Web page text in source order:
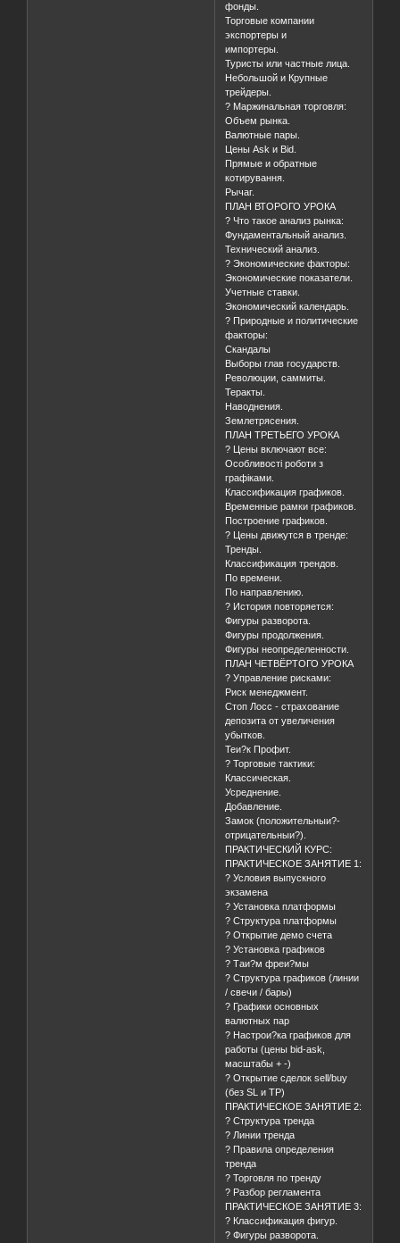
фонды.
Торговые компании
экспортеры и
импортеры.
Туристы или частные лица.
Небольшой и Крупные
трейдеры.
? Маржинальная торговля:
Объем рынка.
Валютные пары.
Цены Ask и Bid.
Прямые и обратные
котирування.
Рычаг.
ПЛАН ВТОРОГО УРОКА
? Что такое анализ рынка:
Фундаментальный анализ.
Технический анализ.
? Экономические факторы:
Экономические показатели.
Учетные ставки.
Экономический календарь.
? Природные и политические
факторы:
Скандалы
Выборы глав государств.
Революции, саммиты.
Теракты.
Наводнения.
Землетрясения.
ПЛАН ТРЕТЬЕГО УРОКА
? Цены включают все:
Особливості роботи з
графіками.
Классификация графиков.
Временные рамки графиков.
Построение графиков.
? Цены движутся в тренде:
Тренды.
Классификация трендов.
По времени.
По направлению.
? История повторяется:
Фигуры разворота.
Фигуры продолжения.
Фигуры неопределенности.
ПЛАН ЧЕТВЁРТОГО УРОКА
? Управление рисками:
Риск менеджмент.
Стоп Лосс - страхование
депозита от увеличения
убытков.
Теи?к Профит.
? Торговые тактики:
Классическая.
Усреднение.
Добавление.
Замок (положительныи?-
отрицательныи?).
ПРАКТИЧЕСКИЙ КУРС:
ПРАКТИЧЕСКОЕ ЗАНЯТИЕ 1:
? Условия выпускного
экзамена
? Установка платформы
? Структура платформы
? Открытие демо счета
? Установка графиков
? Таи?м фреи?мы
? Структура графиков (линии
/ свечи / бары)
? Графики основных
валютных пар
? Настрои?ка графиков для
работы (цены bid-ask,
масштабы + -)
? Открытие сделок sell/buy
(без SL и TP)
ПРАКТИЧЕСКОЕ ЗАНЯТИЕ 2:
? Структура тренда
? Линии тренда
? Правила определения
тренда
? Торговля по тренду
? Разбор регламента
ПРАКТИЧЕСКОЕ ЗАНЯТИЕ 3:
? Классификация фигур.
? Фигуры разворота.